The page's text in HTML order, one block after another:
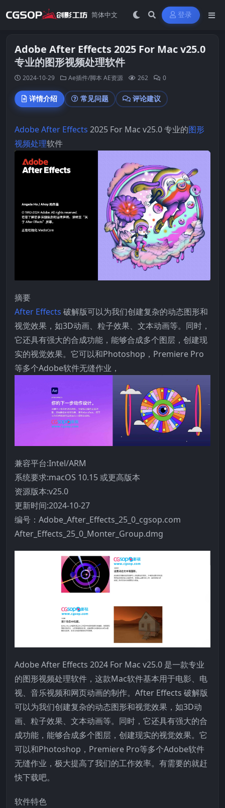
登录
Adobe After Effects 2025 For Mac v25.0
专业的图形视频处理软件
2024-10-29 Ae插件/脚本 AE资源 262 0
详情介绍 常见问题 评论建议
Adobe After Effects 2025 For Mac v25.0 专业的图形
视频处理软件
摘要
After Effects 破解版可以为我们创建复杂的动态图形和
视觉效果，如3D动画、粒子效果、文本动画等。同时，
它还具有强大的合成功能，能够合成多个图层，创建现
实的视觉效果。它可以和Photoshop，Premiere Pro
等多个Adobe软件无缝作业，
兼容平台:Intel/ARM
系统要求:macOS 10.15 或更高版本
资源版本:v25.0
更新时间:2024-10-27
编号：Adobe_After_Effects_25_0_cgsop.com
After_Effects_25_0_Monter_Group.dmg
Adobe After Effects 2024 For Mac v25.0 是一款专业
的图形视频处理软件，这款Mac软件基本用于电影、电
视、音乐视频和网页动画的制作。After Effects 破解版
可以为我们创建复杂的动态图形和视觉效果，如3D动
画、粒子效果、文本动画等。同时，它还具有强大的合
成功能，能够合成多个图层，创建现实的视觉效果。它
可以和Photoshop，Premiere Pro等多个Adobe软件
无缝作业，极大提高了我们的工作效率。有需要的就赶
快下载吧。
软件特色